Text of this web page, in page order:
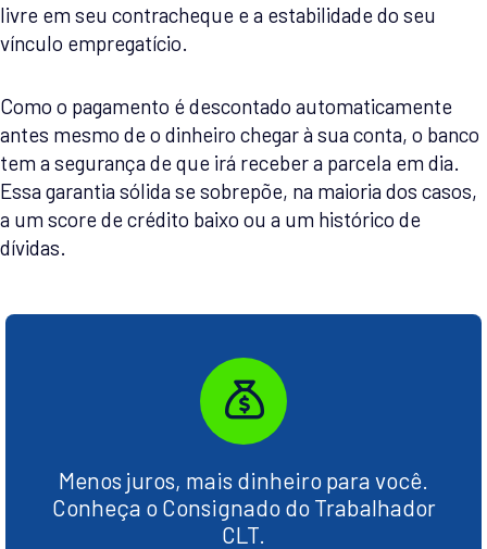
livre em seu contracheque e a estabilidade do seu
vínculo empregatício.
Como o pagamento é descontado automaticamente
antes mesmo de o dinheiro chegar à sua conta, o banco
tem a segurança de que irá receber a parcela em dia.
Essa garantia sólida se sobrepõe, na maioria dos casos,
a um score de crédito baixo ou a um histórico de
dívidas.
Menos juros, mais dinheiro para você.
Conheça o Consignado do Trabalhador
CLT.